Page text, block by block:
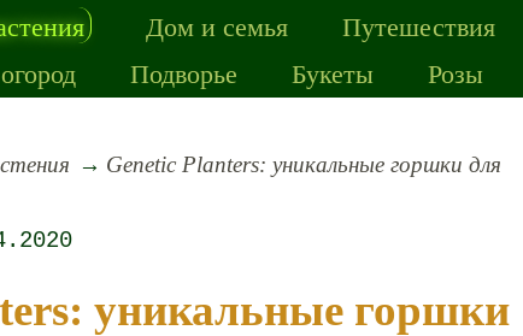
Дом и семья Путешествия
Подворье Букеты Розы
Genetic Planters: уникальные горшки для